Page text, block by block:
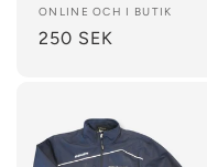
Säljare:
ONLINE OCH I BUTIK
Ordinarie
250 SEK